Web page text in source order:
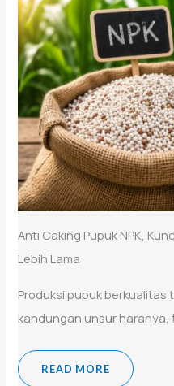
Anti Caking Pupuk NPK,
Lebih Lama
Produksi pupuk
kandungan unsur haranya,
READ MORE